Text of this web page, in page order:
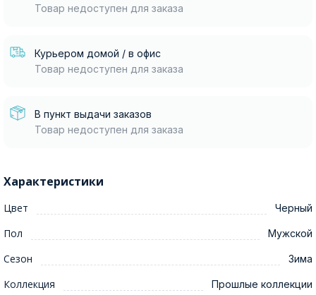
Товар недоступен для заказа
Курьером домой / в офис
Товар недоступен для заказа
В пункт выдачи заказов
Товар недоступен для заказа
Характеристики
Цвет Черный
Пол Мужской
Сезон Зима
Коллекция Прошлые коллекции